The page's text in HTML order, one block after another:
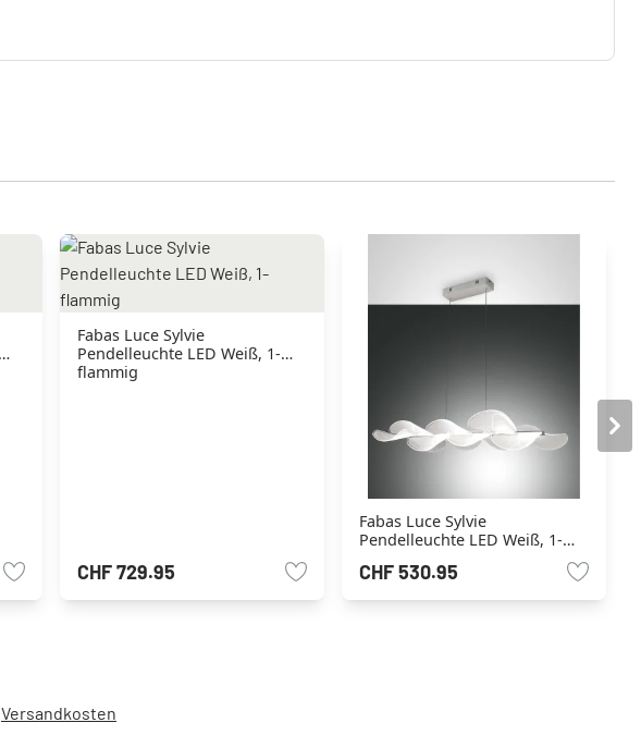
Fabas Luce Sylvie
Pendelleuchte LED Weiß, 1-
flammig
CHF 729.95
Fabas Luce Sylvie
Pendelleuchte LED Weiß, 1-
CHF 530.95
Versandkosten